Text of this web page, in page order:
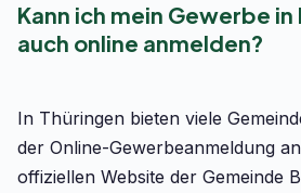
Kann ich mein Gewerbe
auch online anmelden?
In Thüringen bieten viele
der Online-Gewerbeanmeldung
offiziellen Website der Gemeinde